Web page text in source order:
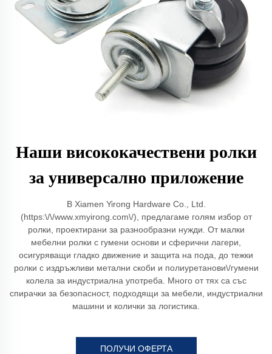
Наши висококачествени ролки
за универсално приложение
В Xiamen Yirong Hardware Co., Ltd.
(https:\/\/www.xmyirong.com\/), предлагаме голям избор от
ролки, проектирани за разнообразни нужди. От малки
мебелни ролки с гумени основи и сферични лагери,
осигуряващи гладко движение и защита на пода, до тежки
ролки с издръжливи метални скоби и полиуретанови\/гумени
колела за индустриална употреба. Много от тях са със
спирачки за безопасност, подходящи за мебели, индустриални
машини и колички за логистика.
ПОЛУЧИ ОФЕРТА